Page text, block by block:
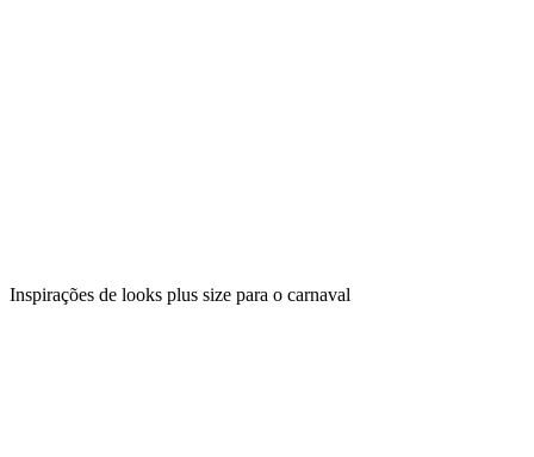
Inspirações de looks plus size para o carnaval